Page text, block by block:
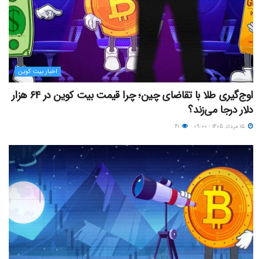
اخبار بیت کوین
اوج‌گیری طلا با تقاضای چین؛ چرا قیمت بیت کوین در ۶۴ هزار
دلار درجا می‌زند؟